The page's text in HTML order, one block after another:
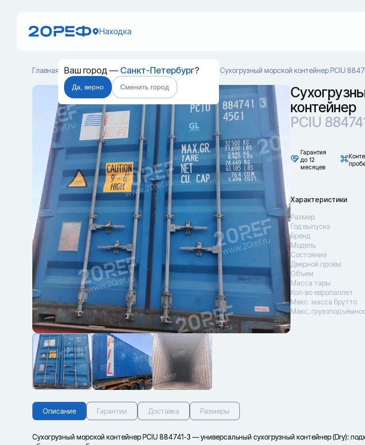
Находка
Ваш город — Санкт-Петербург?
Да, верно Сменить город
Главная Каталог Cухогрузные морские контейнеры Сухогрузный морской контейнер PCIU
контейнер
PCIU
Гарантия
до 12
месяцев
Характеристики
Размер
Год выпуска
Бренд
Модель
Состояние
Дверной проём
Объем
Масса тары
Кол-во европаллет
Макс. масса брутто
Макс.
Описание Гарантии Доставка Размеры
Сухогрузный морской контейнер PCIU 884741-3 — универсальный сухогрузный контейнер (Dry):